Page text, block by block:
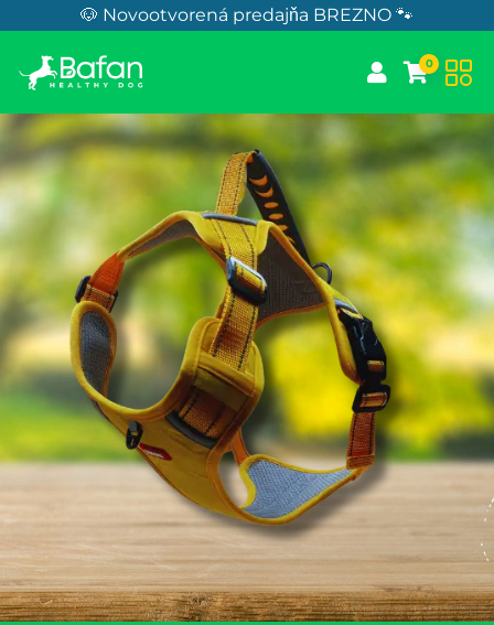
Skip to Content🐶 Novootvorená predajňa BREZNO 🐾
0